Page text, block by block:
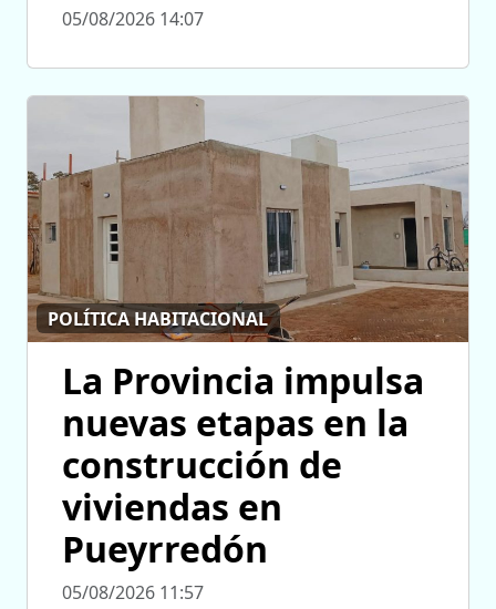
05/08/2026 14:07
POLÍTICA HABITACIONAL
La Provincia impulsa
nuevas etapas en la
construcción de
viviendas en
Pueyrredón
05/08/2026 11:57